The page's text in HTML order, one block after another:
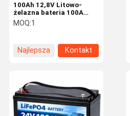
100Ah 12,8V Litowo-
żelazna bateria 100A
Rozładowanie impulsowe
50A Maksymalne
MOQ:1
Najlepsza
Kontakt